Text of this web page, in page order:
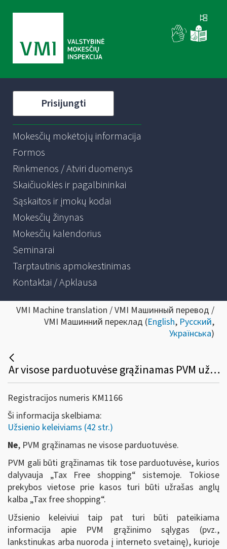
Prisijungti
Mokesčių mokėtojų informacija
Formos
Rinkmenos / Atviri duomenys
Skaičiuoklės ir pagalbininkai
Sąskaitos ir įmokų kodai
Mokesčių žinynas
Mokesčių kalendorius
Seminarai
Tarptautinis apmokestinimas
Kontaktai / Apklausa
VMI Machine translation / VMI Машинный перевод /
VMI Машинний переклад (English, Русский,
Українська)
Ar visose parduotuvėse grąžinamas PVM už užsienio keleivio įsigytas prekes?
Registracijos numeris KM1166
Ši informacija skelbiama:
Užsienio keleiviams (42 str.)
Ne, PVM grąžinamas ne visose parduotuvėse.
PVM gali būti grąžinamas tik tose parduotuvėse, kurios
dalyvauja „Tax Free shopping“ sistemoje. Tokiose
prekybos vietose prie kasos turi būti užrašas anglų
kalba „Tax free shopping“.
Užsienio keleiviui taip pat turi būti pateikiama
informacija apie PVM grąžinimo sąlygas (pvz.,
lankstinukas arba nuoroda į interneto svetainę), kurioje